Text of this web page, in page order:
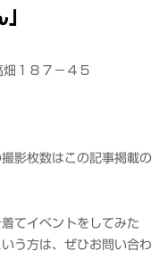
１８７−４５
影枚数はこの記事掲載の
てイベントをしてみた
う方は、ぜひお問い合わ